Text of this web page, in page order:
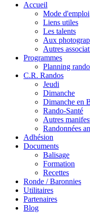
Accueil
Mode d'emploi
Liens utiles
Les talents
Aux
Autres
Programmes
Planning
C.R. Randos
Jeudi
Dimanche
Dimanche en
Rando-Santé
Autres
Randonnées
Adhésion
Documents
Balisage
Formation
Recettes
Ronde / Baronnies
Utilitaires
Partenaires
Blog